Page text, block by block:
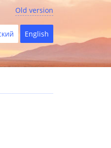
Old version
English